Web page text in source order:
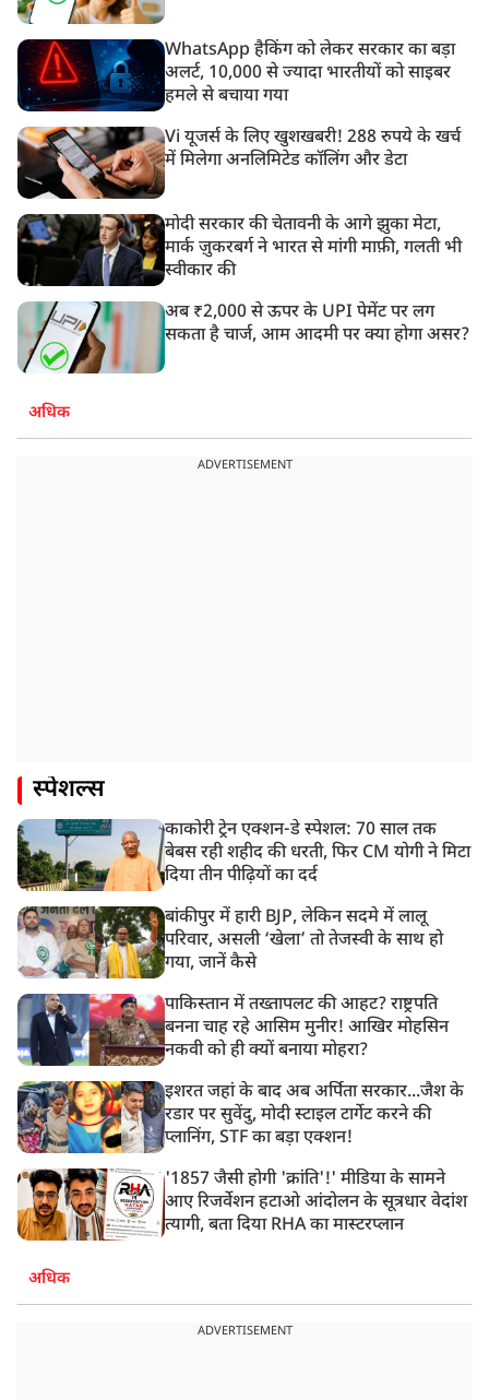
WhatsApp हैकिंग को लेकर सरकार का बड़ा
अलर्ट, 10,000 से ज्यादा भारतीयों को साइबर
हमले से बचाया गया
Vi यूजर्स के लिए खुशखबरी! 288 रुपये के खर्च
में मिलेगा अनलिमिटेड कॉलिंग और डेटा
मोदी सरकार की चेतावनी के आगे झुका मेटा,
मार्क ज़ुकरबर्ग ने भारत से मांगी माफ़ी, गलती भी
स्वीकार की
अब ₹2,000 से ऊपर के UPI पेमेंट पर लग
सकता है चार्ज, आम आदमी पर क्या होगा असर?
अधिक
ADVERTISEMENT
स्पेशल्स
काकोरी ट्रेन एक्शन-डे स्पेशल: 70 साल तक
बेबस रही शहीद की धरती, फिर CM योगी ने मिटा
दिया तीन पीढ़ियों का दर्द
बांकीपुर में हारी BJP, लेकिन सदमे में लालू
परिवार, असली ‘खेला’ तो तेजस्वी के साथ हो
गया, जानें कैसे
पाकिस्तान में तख्तापलट की आहट? राष्ट्रपति
बनना चाह रहे आसिम मुनीर! आखिर मोहसिन
नकवी को ही क्यों बनाया मोहरा?
इशरत जहां के बाद अब अर्पिता सरकार...जैश के
रडार पर सुवेंदु, मोदी स्टाइल टार्गेट करने की
प्लानिंग, STF का बड़ा एक्शन!
'1857 जैसी होगी 'क्रांति'!' मीडिया के सामने
आए रिजर्वेशन हटाओ आंदोलन के सूत्रधार वेदांश
त्यागी, बता दिया RHA का मास्टरप्लान
अधिक
ADVERTISEMENT